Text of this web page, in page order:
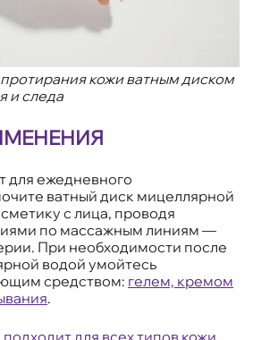
кожи ватным диском
и следа
для ежедневного
ватный диск мицеллярной
с лица, проводя
по массажным линиям —
При необходимости после
водой умойтесь
средством: гелем, кремом
.